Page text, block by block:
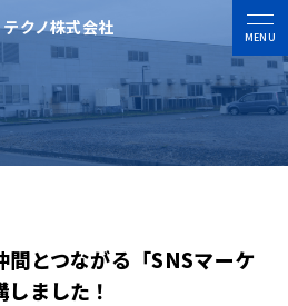
クノ株式会社 MENU
間とつながる「SNSマーケ
ました！